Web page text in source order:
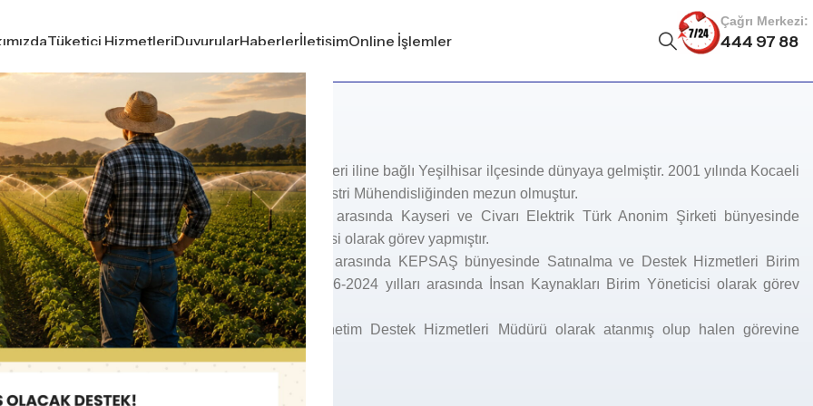
Tüketici HizmetleriDuyurularHaberlerİletişimOnline İşlemler
Çağrı Merkezi:
444 97 88
HÜSEYİN AK
1978 yılında Kayseri iline bağlı Yeşilhisar ilçesinde dünyaya gelmiştir. 2001 yılında Kocaeli
Üniversitesi Endüstri Mühendisliğinden mezun olmuştur.
2003-2013 yılları arasında Kayseri ve Civarı Elektrik Türk Anonim Şirketi bünyesinde
Endüstri Mühendisi olarak görev yapmıştır.
2013-2016 yılları arasında KEPSAŞ bünyesinde Satınalma ve Destek Hizmetleri Birim
Yöneticisi ve 2016-2024 yılları arasında İnsan Kaynakları Birim Yöneticisi olarak görev
yapmıştır.
2025 yılında Yönetim Destek Hizmetleri Müdürü olarak atanmış olup halen görevine
devam etmektedir.